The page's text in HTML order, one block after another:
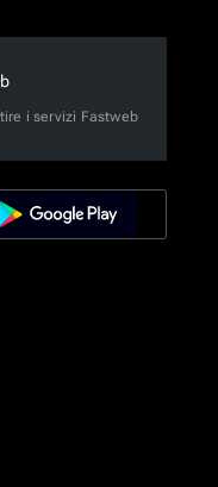
i servizi Fastweb